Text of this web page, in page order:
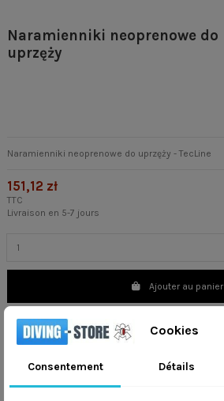
Naramienniki neoprenowe do
uprzęży
Naramienniki neoprenowe do uprzęży - TecLine
151,12 zł
TTC
Livraison en 5-7 jours
Ajouter au panier
Cookies
Consentement Détails